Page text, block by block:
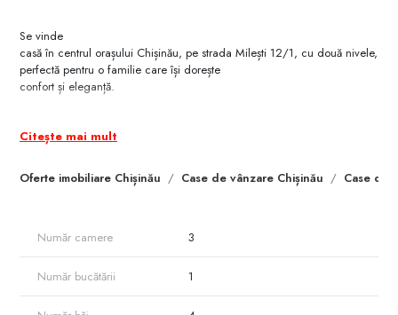
Oferte imobiliare Chișinău Case de vânzare Chișinău Case de
Se vinde
casă în centrul orașului Chișinău, pe strada Milești 12/1, cu două nivele,
perfectă pentru o familie care își dorește
confort și eleganță.
saună și bazin, iar curtea este ideală pentru momente de liniște sau
bucuri de intimitate și confort.
Citește mai mult
Număr camere 3
Număr bucătării 1